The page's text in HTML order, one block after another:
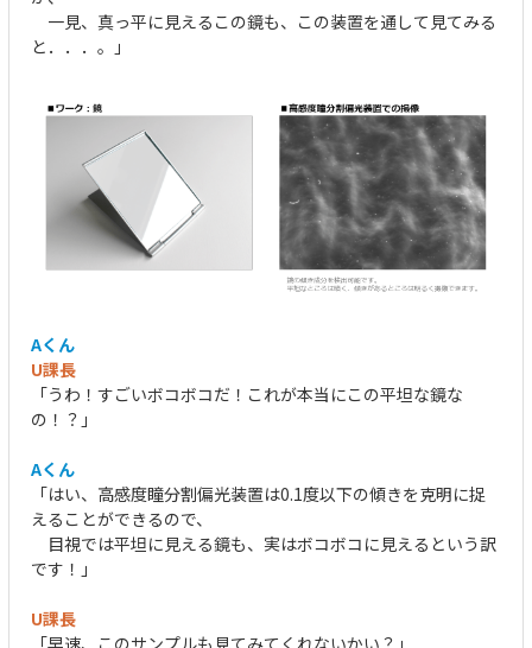
一見、真っ平に見えるこの鏡も、この装置を通して見てみる
と．．．。」
Aくん
U課長
「うわ！すごいボコボコだ！これが本当にこの平坦な鏡な
の！？」
Aくん
「はい、高感度瞳分割偏光装置は0.1度以下の傾きを克明に捉
えることができるので、
目視では平坦に見える鏡も、実はボコボコに見えるという訳
です！」
U課長